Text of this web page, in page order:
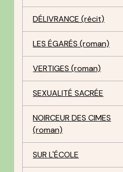
DÉLIVRANCE (récit)
LES ÉGARÉS (roman)
VERTIGES (roman)
SEXUALITÉ SACRÉE
NOIRCEUR DES CIMES
(roman)
SUR L'ÉCOLE